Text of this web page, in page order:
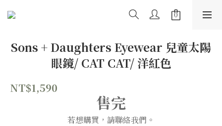
Sons + Daughters Eyewear 兒童太陽
眼鏡/ CAT CAT/ 洋紅色
NT$1,590
售完
若想購買，請聯絡我們。